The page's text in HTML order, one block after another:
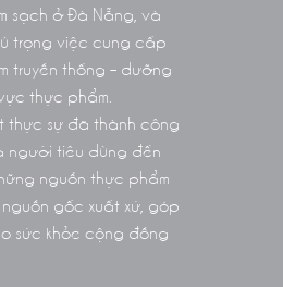
sạch ở Đà Nẵng, và
trọng việc cung cấp
truyền thống – dưỡng
thực phẩm.
thực sự đã thành công
người tiêu dùng đến
nguồn thực phẩm
gốc xuất xứ, góp
sức khỏe cộng đồng